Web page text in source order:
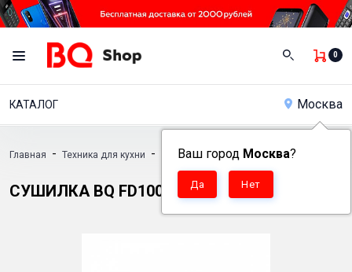
0
КАТАЛОГ Москва
Ваш город Москва?
Главная - Техника для кухни - Сушилки - Сушилка BQ FD1003
СУШИЛКА BQ FD1003